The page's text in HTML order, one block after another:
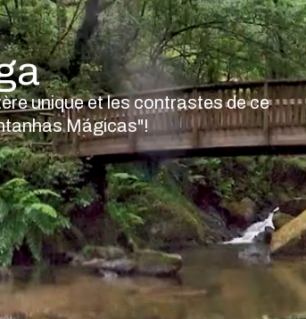
unique et les contrastes de ce
Mágicas"!